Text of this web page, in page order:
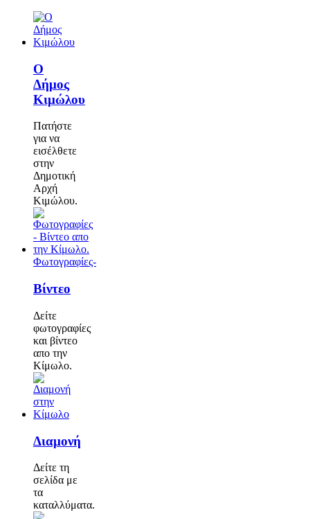
Ο
Δήμος
Κιμώλου
Πατήστε
για να
εισέλθετε
στην
Δημοτική
Αρχή
Κιμώλου.
Φωτογραφίες-
Βίντεο
Δείτε
φωτογραφίες
και βίντεο
απο την
Κίμωλο.
Διαμονή
Δείτε τη
σελίδα με
τα
καταλλύματα.